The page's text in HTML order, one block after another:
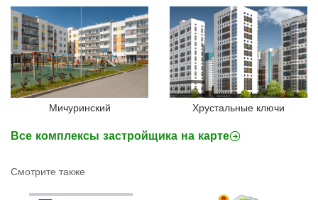
Мичуринский Хрустальные ключи
Все комплексы застройщика на карте
Смотрите также